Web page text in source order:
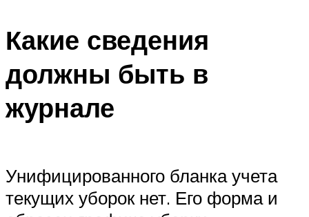
Какие сведения
должны быть в
журнале
Унифицированного бланка учета
текущих уборок нет. Его форма и